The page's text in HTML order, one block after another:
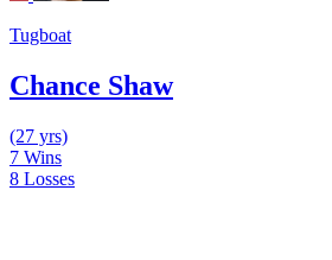
Tugboat
Chance Shaw
(27 yrs)
7 Wins
8 Losses